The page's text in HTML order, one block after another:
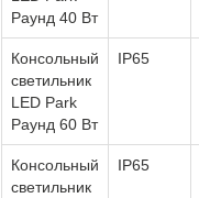
Раунд 40 Вт
Консольный
светильник
LED Park
Раунд 60 Вт
IP65
Консольный
светильник
IP65